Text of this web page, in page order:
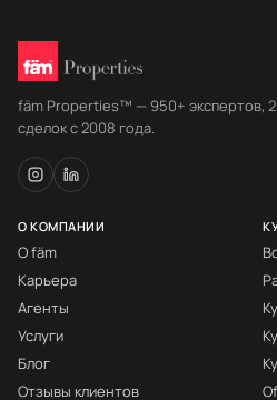
fäm Properties™ — 950+ экспертов,
сделок с 2008 года.
О КОМПАНИИ
О fäm
Карьера
Агенты
Услуги
Блог
Отзывы клиентов